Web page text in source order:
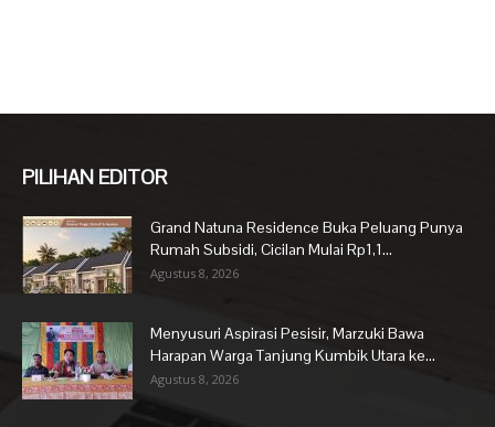
PILIHAN EDITOR
Grand Natuna Residence Buka Peluang Punya
Rumah Subsidi, Cicilan Mulai Rp1,1...
Agustus 8, 2026
Menyusuri Aspirasi Pesisir, Marzuki Bawa
Harapan Warga Tanjung Kumbik Utara ke...
Agustus 8, 2026